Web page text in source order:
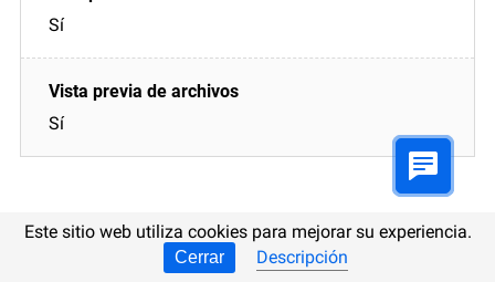
Sí
Sí
Este sitio web utiliza cookies para mejorar su experiencia.
Cerrar Descripción